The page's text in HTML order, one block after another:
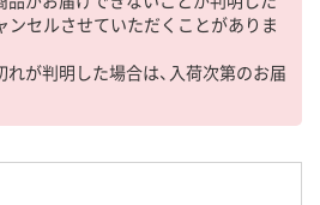
ンセルさせていただくことがありま
れが判明した場合は、入荷次第のお届